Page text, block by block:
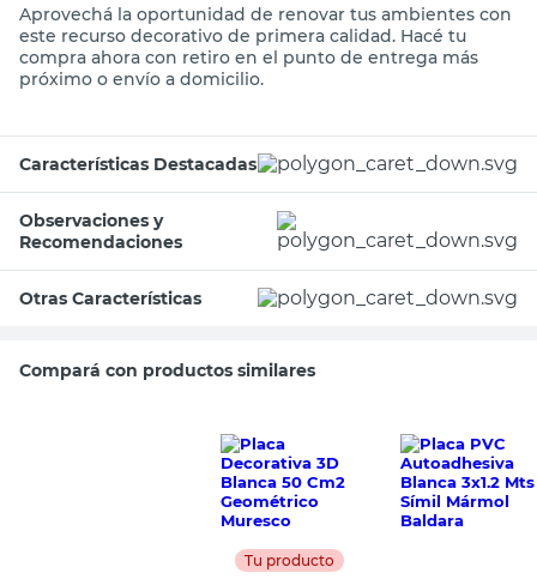
Aprovechá la oportunidad de renovar tus ambientes con
este recurso decorativo de primera calidad. Hacé tu
compra ahora con retiro en el punto de entrega más
próximo o envío a domicilio.
Características Destacadas
Observaciones y
Recomendaciones
Otras Características
Compará con productos similares
Tu producto